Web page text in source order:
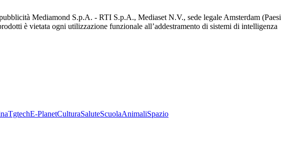
Mediamond S.p.A. - RTI S.p.A., Mediaset N.V., sede legale Amsterdam (Paesi
è vietata ogni utilizzazione funzionale all’addestramento di sistemi di intelligenza
TgtechE-PlanetCulturaSaluteScuolaAnimaliSpazio